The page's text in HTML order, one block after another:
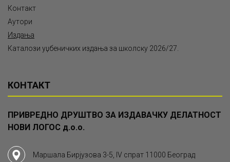
Контакт
Аутори
Издања
Каталози уџбеничких издања за школску 2026/27.
КОНТАКТ
ПРИВРЕДНО ДРУШТВО ЗА ИЗДАВАЧКУ ДЕЛАТНОСТ
НОВИ ЛОГОС д.о.о.
Маршала Бирјузова 3-5, IV спрат 11000 Београд